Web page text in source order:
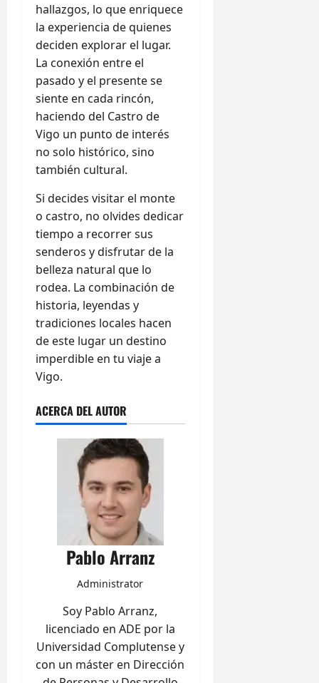
hallazgos, lo que enriquece
la experiencia de quienes
deciden explorar el lugar.
La conexión entre el
pasado y el presente se
siente en cada rincón,
haciendo del Castro de
Vigo un punto de interés
no solo histórico, sino
también cultural.
Si decides visitar el monte
o castro, no olvides dedicar
tiempo a recorrer sus
senderos y disfrutar de la
belleza natural que lo
rodea. La combinación de
historia, leyendas y
tradiciones locales hacen
de este lugar un destino
imperdible en tu viaje a
Vigo.
ACERCA DEL AUTOR
Pablo Arranz
Administrator
Soy Pablo Arranz,
licenciado en ADE por la
Universidad Complutense y
con un máster en Dirección